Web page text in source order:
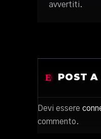
avvertiti.
POST A
Devi essere
commento.